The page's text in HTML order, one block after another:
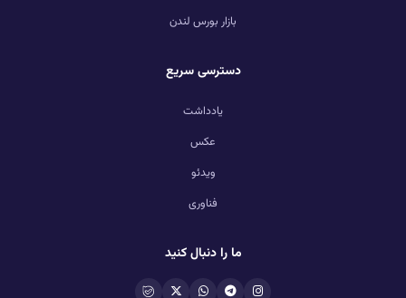
بازار بورس لندن
دسترسی سریع
یادداشت
عکس
ویدئو
فناوری
ما را دنبال کنید